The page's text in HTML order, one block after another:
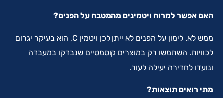
האם אפשר למרוח ויטמינים מהמטבח על הפנים?
ממש לא. לימון על הפנים לא ייתן לכן ויטמין C, הוא בעיקר יגרום
לכוויות. השתמשו רק במוצרים קוסמטיים שנבדקו במעבדה
ונועדו לחדירה יעילה לעור.
מתי רואים תוצאות?